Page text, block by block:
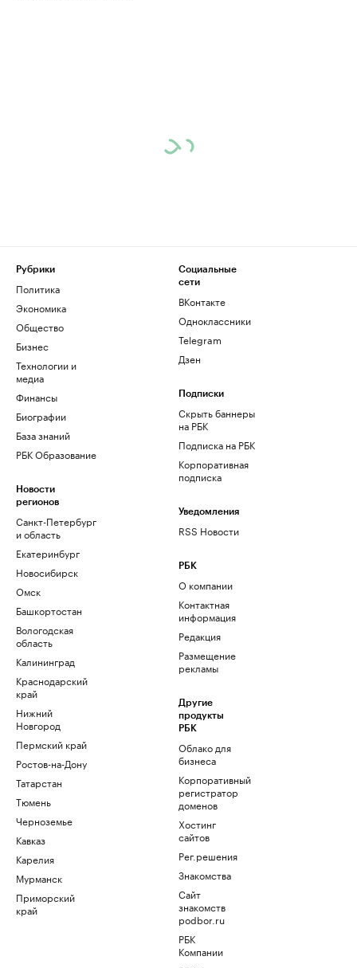
Рубрики
Политика
Экономика
Общество
Бизнес
Технологии и
медиа
Финансы
Биографии
База знаний
РБК Образование
Новости
регионов
Санкт-Петербург
и область
Екатеринбург
Новосибирск
Омск
Башкортостан
Вологодская
область
Калининград
Краснодарский
край
Нижний
Новгород
Пермский край
Ростов-на-Дону
Татарстан
Тюмень
Черноземье
Кавказ
Карелия
Мурманск
Приморский
край
Социальные
сети
ВКонтакте
Одноклассники
Telegram
Дзен
Подписки
Скрыть баннеры
на РБК
Подписка на РБК
Корпоративная
подписка
Уведомления
RSS Новости
РБК
О компании
Контактная
информация
Редакция
Размещение
рекламы
Другие
продукты
РБК
Облако для
бизнеса
Корпоративный
регистратор
доменов
Хостинг
сайтов
Рег.решения
Знакомства
Сайт
знакомств
podbor.ru
РБК
Компании